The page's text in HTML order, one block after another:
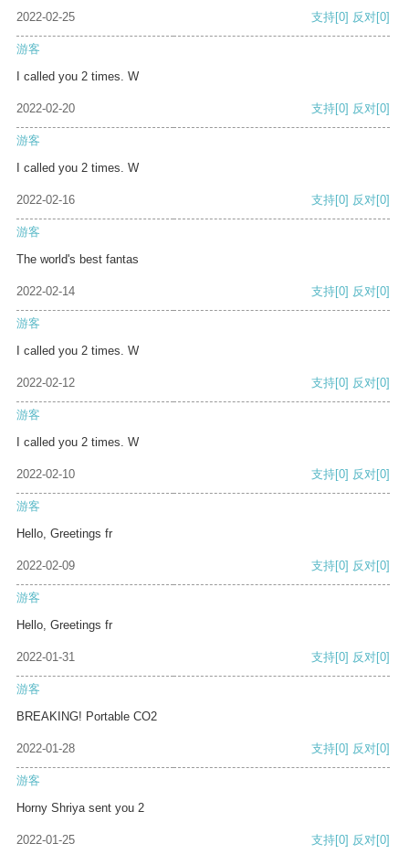
2022-02-25 支持[0] 反对[0]
游客
I called you 2 times. W
2022-02-20 支持[0] 反对[0]
游客
I called you 2 times. W
2022-02-16 支持[0] 反对[0]
游客
The world's best fantas
2022-02-14 支持[0] 反对[0]
游客
I called you 2 times. W
2022-02-12 支持[0] 反对[0]
游客
I called you 2 times. W
2022-02-10 支持[0] 反对[0]
游客
Hello, Greetings fr
2022-02-09 支持[0] 反对[0]
游客
Hello, Greetings fr
2022-01-31 支持[0] 反对[0]
游客
BREAKING! Portable CO2
2022-01-28 支持[0] 反对[0]
游客
Horny Shriya sent you 2
2022-01-25 支持[0] 反对[0]